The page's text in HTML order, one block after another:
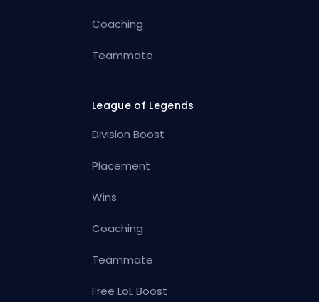
Coaching
Teammate
League of Legends
Division Boost
Placement
Wins
Coaching
Teammate
Free LoL Boost